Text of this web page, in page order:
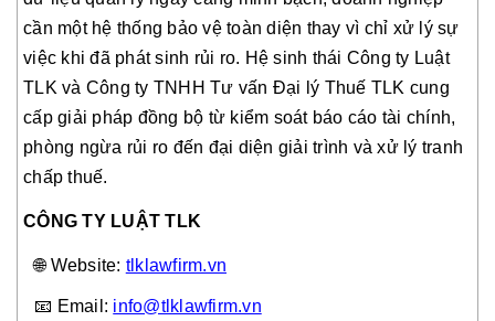
cần một hệ thống bảo vệ toàn diện thay vì chỉ xử lý sự
việc khi đã phát sinh rủi ro. Hệ sinh thái Công ty Luật
TLK và Công ty TNHH Tư vấn Đại lý Thuế TLK cung
cấp giải pháp đồng bộ từ kiểm soát báo cáo tài chính,
phòng ngừa rủi ro đến đại diện giải trình và xử lý tranh
chấp thuế.
CÔNG TY LUẬT TLK
🌐Website: tlklawfirm.vn
📧 Email: info@tlklawfirm.vn